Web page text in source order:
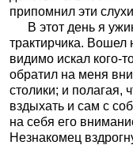
припомнил эти
В этот день я
трактирчика. Вошел
видимо искал кого-
обратил на меня
столики; и полагая,
вздыхать и сам с
на себя его
Незнакомец